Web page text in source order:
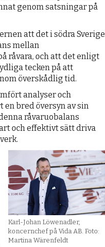
genom satsningar på
att det i södra Sverige
mellan
råvara, och att det enligt
tecken på att
överskådlig tid.
analyser och
bred översyn av sin
råvaruobalans
och effektivt sätt driva
Karl-Johan Löwenadler,
koncernchef på Vida AB. Foto:
Martina Wärenfeldt